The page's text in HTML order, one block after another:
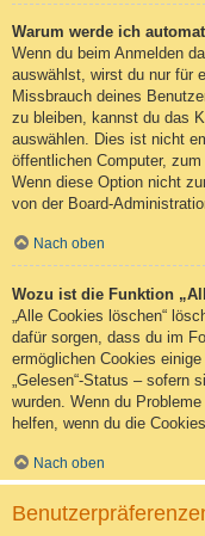
Warum werde ich
Wenn du beim Anmelden
auswählst, wirst du nur für
Missbrauch deines
zu bleiben, kannst du das
auswählen. Dies ist nicht
öffentlichen Computer,
Wenn diese Option nicht
von der Board-
Nach oben
Wozu ist die Funktion
„Alle Cookies löschen“
dafür sorgen, dass du im
ermöglichen Cookies
„Gelesen“-Status – sofern
wurden. Wenn du
helfen, wenn du die
Nach oben